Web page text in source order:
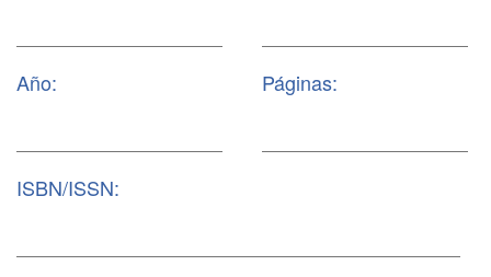
Año: Páginas:
ISBN/ISSN: